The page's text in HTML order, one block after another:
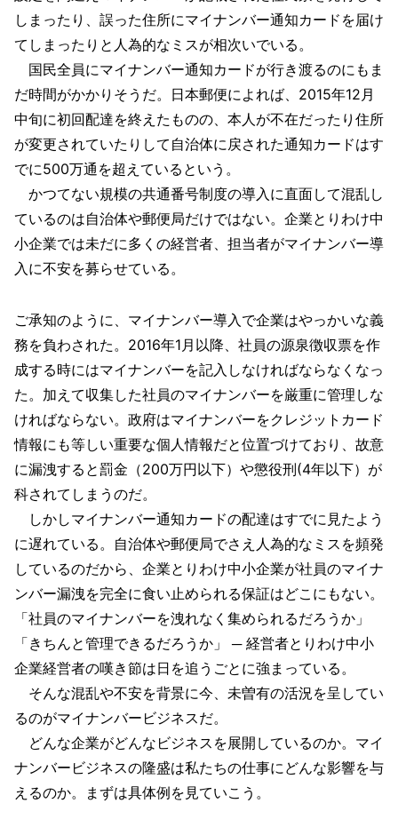
しまったり、誤った住所にマイナンバー通知カードを届け
てしまったりと人為的なミスが相次いでいる。
国民全員にマイナンバー通知カードが行き渡るのにもま
だ時間がかかりそうだ。日本郵便によれば、2015年12月
中旬に初回配達を終えたものの、本人が不在だったり住所
が変更されていたりして自治体に戻された通知カードはす
でに500万通を超えているという。
かつてない規模の共通番号制度の導入に直面して混乱し
ているのは自治体や郵便局だけではない。企業とりわけ中
小企業では未だに多くの経営者、担当者がマイナンバー導
入に不安を募らせている。
ご承知のように、マイナンバー導入で企業はやっかいな義
務を負わされた。2016年1月以降、社員の源泉徴収票を作
成する時にはマイナンバーを記入しなければならなくなっ
た。加えて収集した社員のマイナンバーを厳重に管理しな
ければならない。政府はマイナンバーをクレジットカード
情報にも等しい重要な個人情報だと位置づけており、故意
に漏洩すると罰金（200万円以下）や懲役刑(4年以下）が
科されてしまうのだ。
しかしマイナンバー通知カードの配達はすでに見たよう
に遅れている。自治体や郵便局でさえ人為的なミスを頻発
しているのだから、企業とりわけ中小企業が社員のマイナ
ンバー漏洩を完全に食い止められる保証はどこにもない。
「社員のマイナンバーを洩れなく集められるだろうか」
「きちんと管理できるだろうか」 ─ 経営者とりわけ中小
企業経営者の嘆き節は日を追うごとに強まっている。
そんな混乱や不安を背景に今、未曽有の活況を呈してい
るのがマイナンバービジネスだ。
どんな企業がどんなビジネスを展開しているのか。マイ
ナンバービジネスの隆盛は私たちの仕事にどんな影響を与
えるのか。まずは具体例を見ていこう。